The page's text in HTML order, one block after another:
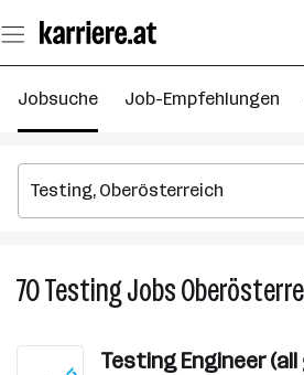
Seiteninhalt
springen
Jobsuche Job-Empfehlungen
70TestingJobs
Testing Engineer